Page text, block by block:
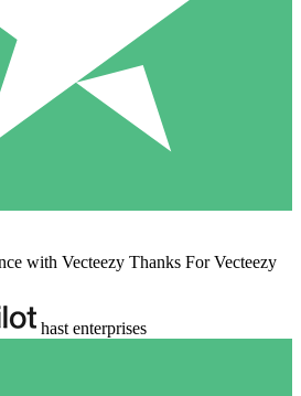
with Vecteezy Thanks For Vecteezy
hast enterprises